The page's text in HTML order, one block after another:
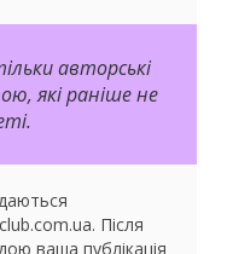
авторські
які раніше не
Після
ваша публікація